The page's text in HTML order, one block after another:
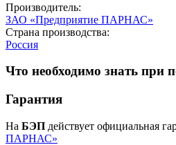
Производитель:
ЗАО «Предприятие ПАРНАС»
Страна производства:
Россия
Что необходимо знать при
Гарантия
На БЭП действует официальная
ПАРНАС»